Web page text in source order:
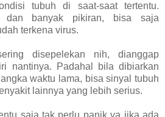
tubuh di saat-saat tertentu.
dan banyak pikiran, bisa saja
terkena virus.
disepelekan nih, dianggap
nantinya. Padahal bila dibiarkan
waktu lama, bisa sinyal tubuh
lainnya yang lebih serius.